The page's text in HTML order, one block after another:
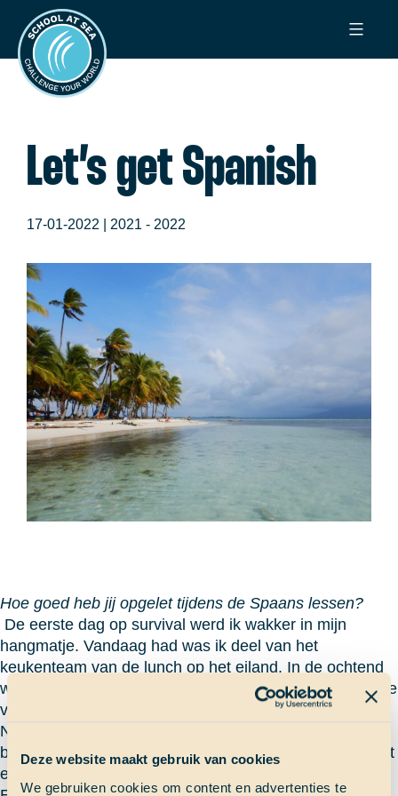
Deze website maakt gebruik van cookies
We gebruiken cookies om content en advertenties te
naar
inhoud
School
at
Sea
Let’s get Spanish
17-01-2022 | 2021 - 2022
Hoe goed heb jij opgelet tijdens de Spaans lessen?
De eerste dag op survival werd ik wakker in mijn
hangmatje. Vandaag had was ik deel van het
keukenteam van de lunch op het eiland. In de ochtend
waren we al bezig met het deeg en na het ontbijt zijn we
verder gegaan net het kneden en het bakken.
Nadat we klaar waren met de lunch, besloot ik een
bezoekje te nemen aan de eigenaren/bewoners van het
eiland. Ik had namelijk gehoord dat ze puppy‘s hadden.